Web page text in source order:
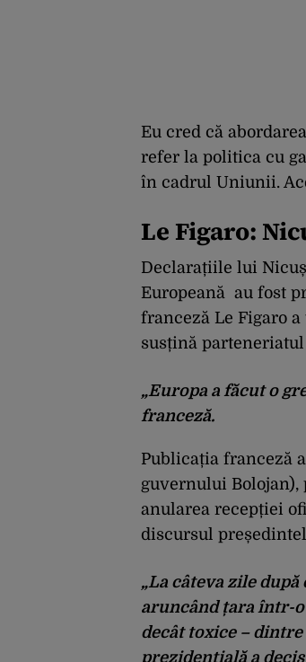
Eu cred că
refer la politica cu
în cadrul Uniunii.
Le Figaro:
Declarațiile lui
Europeană au fost
franceză Le Figaro
susțină parteneriatul
„Europa a făcut o
franceză.
Publicația franceză
guvernului
anularea recepției
discursul
„La câteva zile
aruncând țara într-
decât toxice –
prezidențială a